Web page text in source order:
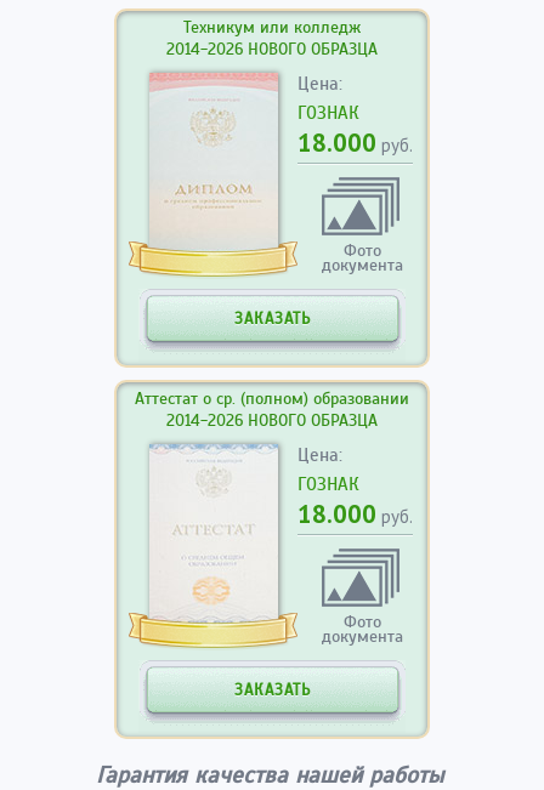
Техникум или колледж
2014-2026 НОВОГО ОБРАЗЦА
Цена:
ГОЗНАК
18.000 руб.
Фото
документа
ЗАКАЗАТЬ
Аттестат о ср. (полном) образовании
2014-2026 НОВОГО ОБРАЗЦА
Цена:
ГОЗНАК
18.000 руб.
Фото
документа
ЗАКАЗАТЬ
Гарантия качества нашей работы